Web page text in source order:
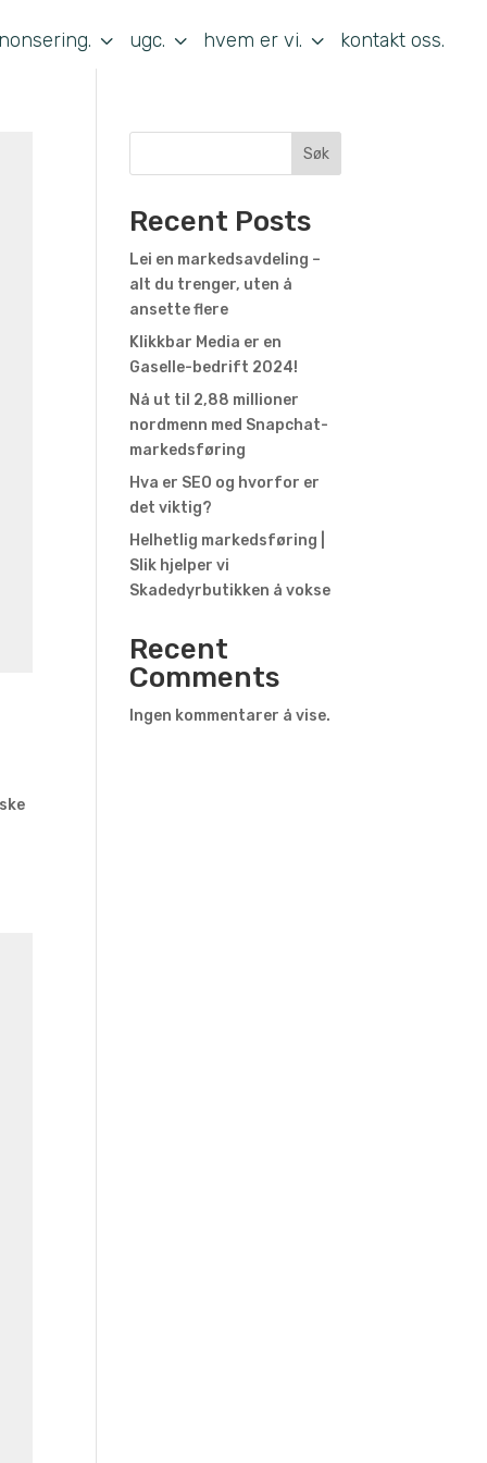
3 3
ugc. 3
hvem er vi. kontakt oss.
Søk
Recent Posts
Lei en markedsavdeling –
alt du trenger, uten å
ansette flere
Klikkbar Media er en
Gaselle-bedrift 2024!
Nå ut til 2,88 millioner
nordmenn med Snapchat-
markedsføring
Hva er SEO og hvorfor er
det viktig?
Helhetlig markedsføring |
Slik hjelper vi
Skadedyrbutikken å vokse
Recent
Comments
Ingen kommentarer å vise.